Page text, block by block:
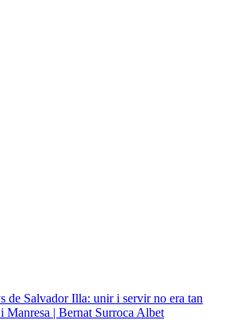
de Salvador Illa: unir i servir no era tan
Manresa | Bernat Surroca Albet